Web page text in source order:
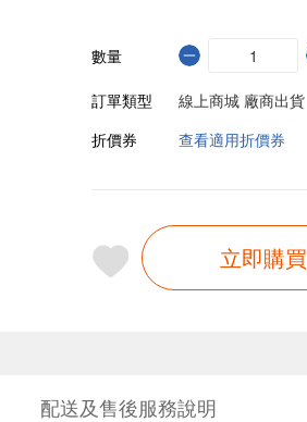
數量
訂單類型
線上商城 廠商出貨
折價券
查看適用折價券
立即購買
配送及售後服務說明